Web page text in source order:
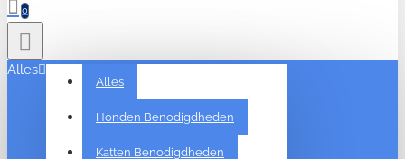
0
Alles
Alles
Honden Benodigdheden
Katten Benodigdheden